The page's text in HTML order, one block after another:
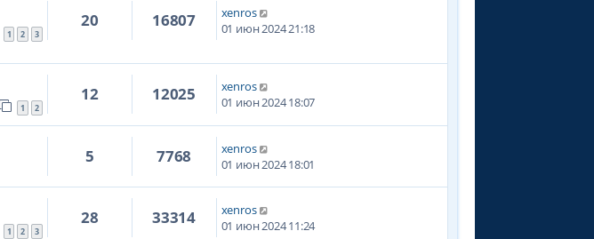
1 2 3
20 16807
xenros
01 июн 2024 21:18
1 2
12 12025
xenros
01 июн 2024 18:07
5 7768
xenros
01 июн 2024 18:01
1 2 3
28 33314
xenros
01 июн 2024 11:24